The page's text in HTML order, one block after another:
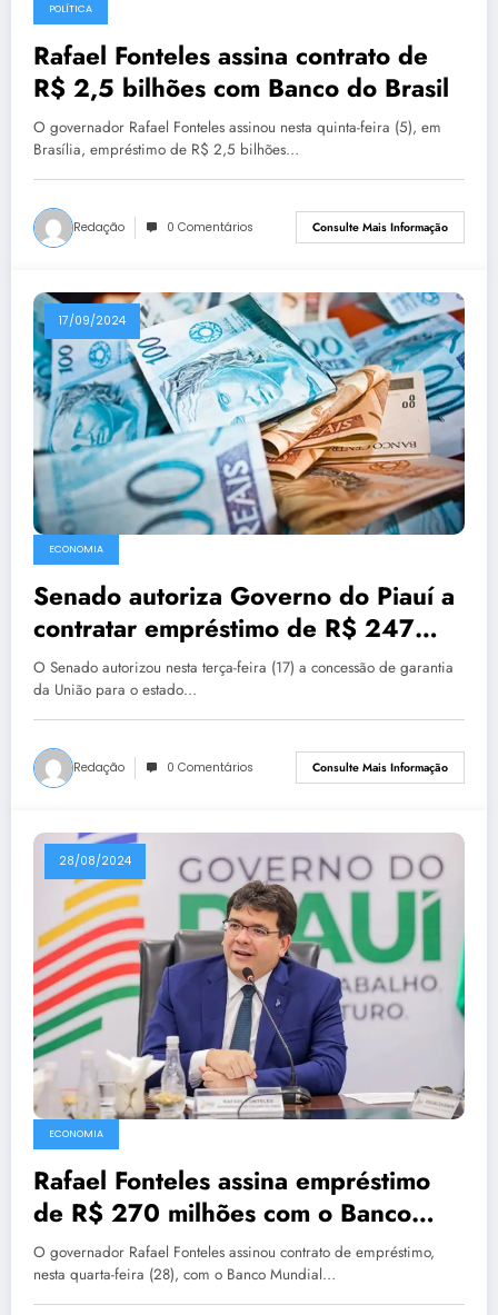
POLÍTICA
Rafael Fonteles assina contrato de
R$ 2,5 bilhões com Banco do Brasil
O governador Rafael Fonteles assinou nesta quinta-feira (5), em
Brasília, empréstimo de R$ 2,5 bilhões…
Redação 0 Comentários Consulte Mais Informação
17/09/2024
ECONOMIA
Senado autoriza Governo do Piauí a
contratar empréstimo de R$ 247
milhões com o BIRD
O Senado autorizou nesta terça-feira (17) a concessão de garantia
da União para o estado…
Redação 0 Comentários Consulte Mais Informação
28/08/2024
ECONOMIA
Rafael Fonteles assina empréstimo
de R$ 270 milhões com o Banco
Mundial
O governador Rafael Fonteles assinou contrato de empréstimo,
nesta quarta-feira (28), com o Banco Mundial…